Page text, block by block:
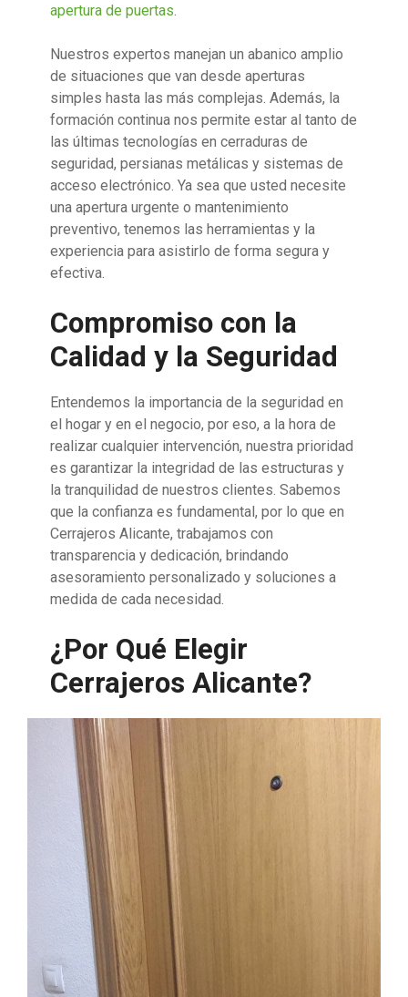
apertura de puertas
Nuestros expertos manejan un abanico amplio
de situaciones que van desde aperturas
simples hasta las más complejas. Además, la
formación continua nos permite estar al tanto de
las últimas tecnologías en cerraduras de
seguridad, persianas metálicas y sistemas de
acceso electrónico. Ya sea que usted necesite
una apertura urgente o mantenimiento
preventivo, tenemos las herramientas y la
experiencia para asistirlo de forma segura y
efectiva.
Compromiso con la
Calidad y la Seguridad
Entendemos la importancia de la seguridad en
el hogar y en el negocio, por eso, a la hora de
realizar cualquier intervención, nuestra prioridad
es garantizar la integridad de las estructuras y
la tranquilidad de nuestros clientes. Sabemos
que la confianza es fundamental, por lo que en
Cerrajeros Alicante, trabajamos con
transparencia y dedicación, brindando
asesoramiento personalizado y soluciones a
medida de cada necesidad.
¿Por Qué Elegir
Cerrajeros Alicante?